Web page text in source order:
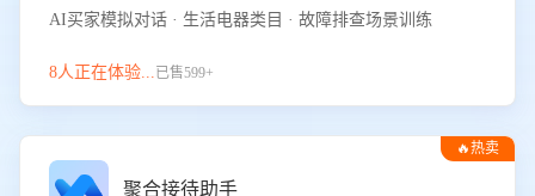
AI买家模拟对话 · 生活电器类目 · 故障排查场景训练
8人正在体验...已售599+
🔥热卖
聚合接待助手